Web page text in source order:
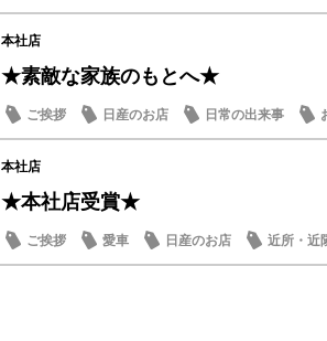
本社店
★素敵な家族のもとへ★
ご挨拶 日産のお店 日常の出来事
本社店
★本社店受賞★
ご挨拶 愛車 日産のお店 近所・近